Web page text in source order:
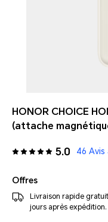
HONOR CHOICE
(attache
5.0 46 Avis
Offres
Livraison rapide
jours après expédition.